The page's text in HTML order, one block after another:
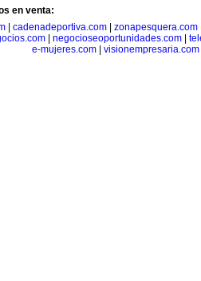
en venta:
cadenadeportiva.com zonapesquera.com
negocioseoportunidades.com
e-mujeres.com
visionempresaria.com